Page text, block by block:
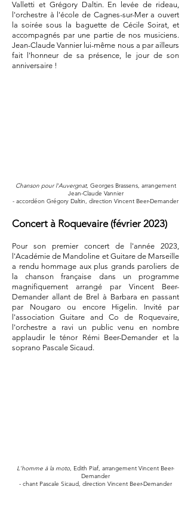
Valletti et Grégory Daltin. En levée de rideau,
l'orchestre à l'école de Cagnes-sur-Mer a ouvert
la soirée sous la baguette de Cécile Soirat, et
accompagnés par une partie de nos musiciens.
Jean-Claude Vannier lui-même nous a par ailleurs
fait l'honneur de sa présence, le jour de son
anniversaire !
Chanson pour l'Auvergnat, Georges Brassens, arrangement
Jean-Claude Vannier
- accordéon Grégory Daltin, direction Vincent Beer-Demander
Concert à Roquevaire (février 2023)
Pour son premier concert de l'année 2023,
l'Académie de Mandoline et Guitare de Marseille
a rendu hommage aux plus grands paroliers de
la chanson française dans un programme
magnifiquement arrangé par Vincent Beer-
Demander allant de Brel à Barbara en passant
par Nougaro ou encore Higelin. Invité par
l'association Guitare and Co de Roquevaire,
l'orchestre a ravi un public venu en nombre
applaudir le ténor Rémi Beer-Demander et la
soprano Pascale Sicaud.
L'homme à la moto, Edith Piaf, arrangement Vincent Beer-
Demander
- chant Pascale Sicaud, direction Vincent Beer-Demander